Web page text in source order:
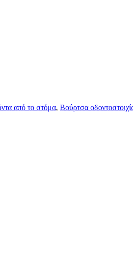
από το στόμα, Βούρτσα